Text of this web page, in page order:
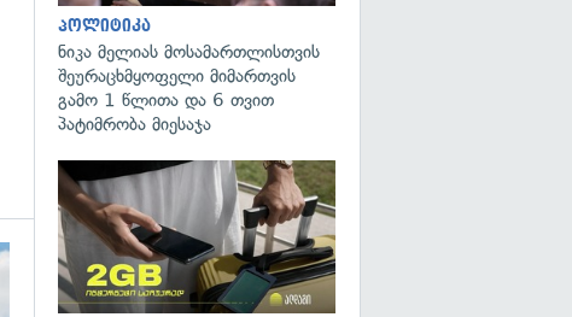
გადახედვა
პოლიტიკა
ნიკა მელიას მოსამართლისთვის
შეურაცხმყოფელი მიმართვის
გამო 1 წლითა და 6 თვით
პატიმრობა მიესაჯა